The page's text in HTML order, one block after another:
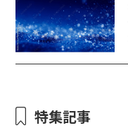
特集記事